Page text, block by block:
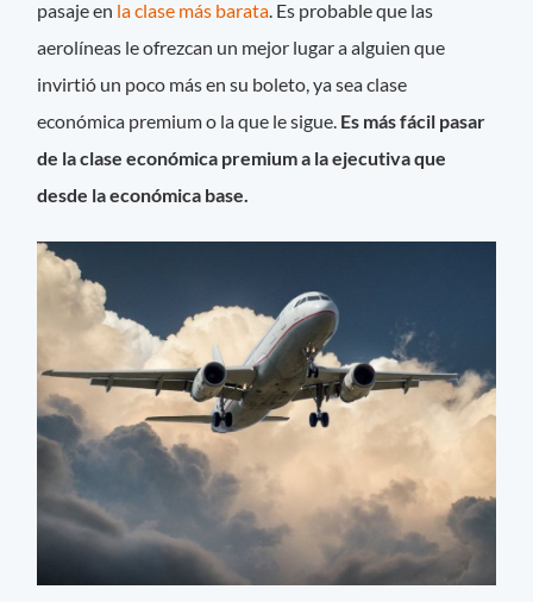
pasaje en la clase más barata. Es probable que las
aerolíneas le ofrezcan un mejor lugar a alguien que
invirtió un poco más en su boleto, ya sea clase
económica premium o la que le sigue. Es más fácil pasar
de la clase económica premium a la ejecutiva que
desde la económica base.